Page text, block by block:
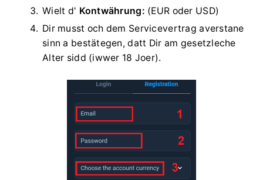
Wielt d' Kontwährung: (EUR oder USD)
Dir musst och dem Servicevertrag averstane
sinn a bestätegen, datt Dir am gesetzleche
Alter sidd (iwwer 18 Joer).